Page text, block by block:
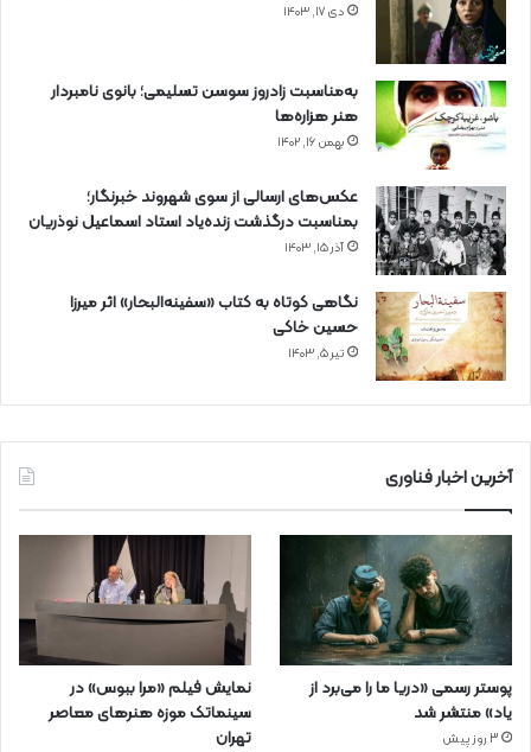
دی ۱۷, ۱۴۰۳
به‌مناسبت زادروز سوسن تسلیمی؛ بانوی نامبردار
هنر هزاره‌ها
بهمن ۱۶, ۱۴۰۲
عکس‌های ارسالی از سوی شهروند خبرنگار؛
بمناسبت درگذشت زنده‌یاد استاد اسماعیل نوذریان
آذر ۱۵, ۱۴۰۳
نگاهی کوتاه به کتاب «سفینه‌البحار» اثر میرزا
حسین خاکی
تیر ۵, ۱۴۰۳
آخرین اخبار فناوری
پوستر رسمی «دریا ما را می‌برد از
یاد» منتشر شد
3 روز پیش
نمایش فیلم «مرا ببوس» در
سینماتک موزه هنرهای معاصر
تهران